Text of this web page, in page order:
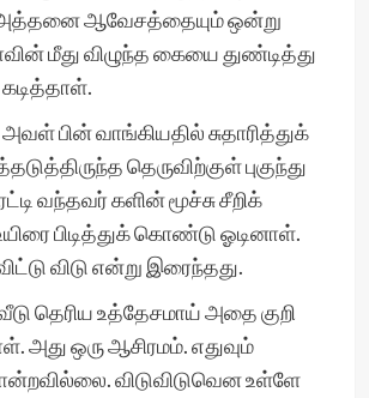
ஆவேசத்தையும் ஒன்று
மீது விழுந்த கையை துண்டித்து
கடித்தாள்.
பின் வாங்கியதில் சுதாரித்துக்
தெருவிற்குள் புகுந்து
வந்தவர் களின் மூச்சு சீறிக்
பிடித்துக் கொண்டு ஓடினாள்.
விடு என்று இரைந்தது.
தெரிய உத்தேசமாய் அதை குறி
அது ஒரு ஆசிரமம். எதுவும்
விடுவிடுவென உள்ளே